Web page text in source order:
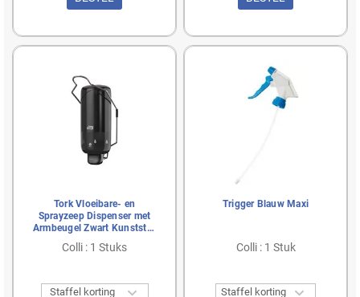
Tork Vloeibare- en
Sprayzeep Dispenser met
Armbeugel Zwart Kunststof
Elevation-Line - Systeem
S1
Colli : 1 Stuks
Staffel korting
Trigger Blauw Maxi
Colli : 1 Stuk
Staffel korting